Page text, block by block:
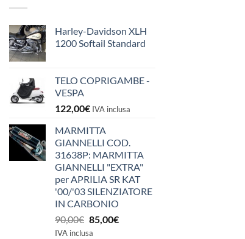
Harley-Davidson XLH
1200 Softail Standard
TELO COPRIGAMBE -
VESPA
122,00€ IVA inclusa
MARMITTA
GIANNELLI COD.
31638P: MARMITTA
GIANNELLI "EXTRA"
per APRILIA SR KAT
'00/'03 SILENZIATORE
IN CARBONIO
90,00€ Il
prezzo
85,00€Il
IVA inclusa